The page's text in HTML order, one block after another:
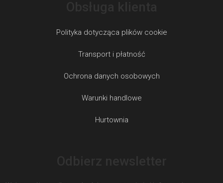
Polityka dotycząca plików cookie
Transport i płatność
Ochrona danych osobowych
Warunki handlowe
Hurtownia